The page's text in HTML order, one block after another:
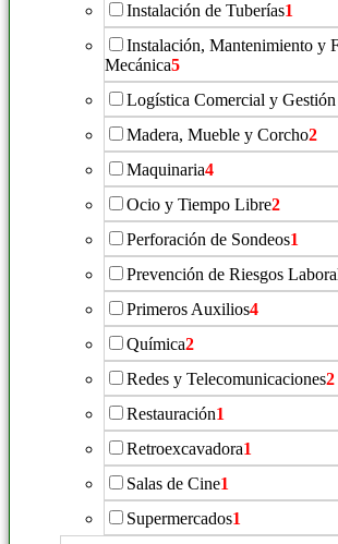
Instalación de Tuberías1
Instalación, Mantenimiento y
Mecánica5
Logística Comercial y
Madera, Mueble y Corcho2
Maquinaria4
Ocio y Tiempo Libre2
Perforación de Sondeos1
Prevención de Riesgos
Primeros Auxilios4
Química2
Redes y Telecomunicaciones2
Restauración1
Retroexcavadora1
Salas de Cine1
Supermercados1